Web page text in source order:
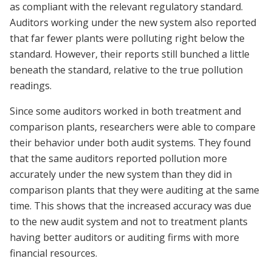
as compliant with the relevant regulatory standard.
Auditors working under the new system also reported
that far fewer plants were polluting right below the
standard. However, their reports still bunched a little
beneath the standard, relative to the true pollution
readings.
Since some auditors worked in both treatment and
comparison plants, researchers were able to compare
their behavior under both audit systems. They found
that the same auditors reported pollution more
accurately under the new system than they did in
comparison plants that they were auditing at the same
time. This shows that the increased accuracy was due
to the new audit system and not to treatment plants
having better auditors or auditing firms with more
financial resources.